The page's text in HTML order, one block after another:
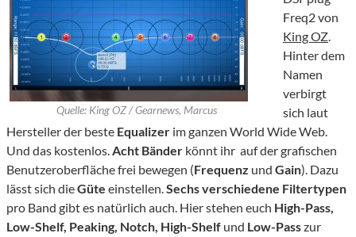
Quelle: King OZ / Gearnews, Marcus
Freq2 von
King OZ.
Hinter dem
Namen
verbirgt
sich laut
Hersteller der beste Equalizer im ganzen World Wide Web.
Und das kostenlos.Acht Bänder könnt ihr auf der grafischen
Benutzeroberfläche frei bewegen (Frequenz und Gain). Dazu
lässt sich dieGüte einstellen.Sechs verschiedene Filtertypen
pro Band gibt es natürlich auch. Hier stehen euch High-Pass,
Low-Shelf, Peaking, Notch, High-Shelf und Low-Passzur